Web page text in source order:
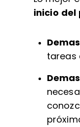
inicio del
tareas